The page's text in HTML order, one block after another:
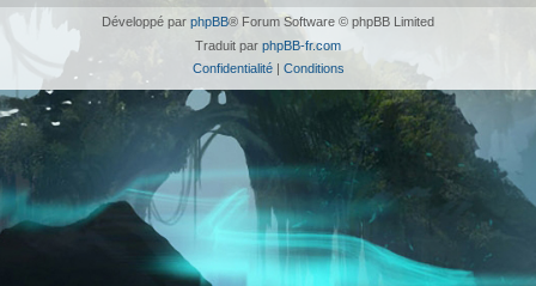
Développé par phpBB® Forum Software © phpBB Limited
Traduit par phpBB-fr.com
Confidentialité| Conditions